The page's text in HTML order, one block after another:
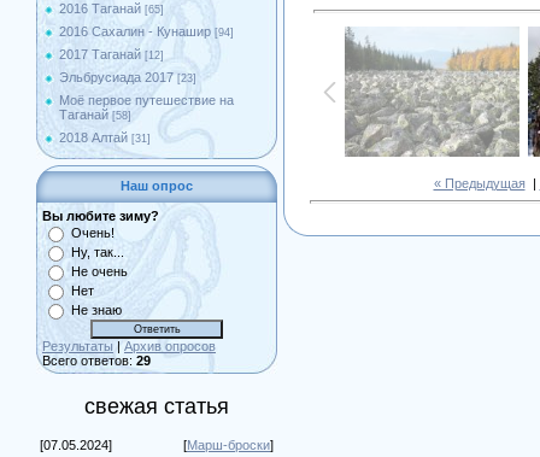
2016 Таганай [65]
2016 Сахалин - Кунашир [94]
2017 Таганай [12]
Эльбрусиада 2017 [23]
Моё первое путешествие на
Таганай [58]
2018 Алтай [31]
Наш опрос
Вы любите зиму?
Очень!
Ну, так...
Не очень
Нет
Не знаю
Результаты | Архив опросов
Всего ответов: 29
свежая статья
[07.05.2024] [Марш-броски]
« Предыдущая|